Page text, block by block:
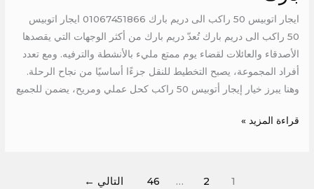
ايجار اتوبيس 50 راكب الى دريم بارك 01067451866 ايجار اتوبيس
50 راكب الى دريم بارك تُعدّ دريم بارك من أكثر الوجهات التي يقصدها
الأصدقاء والعائلات لقضاء يوم ممتع مليء بالأنشطة والترفيه. ومع تعدد
أفراد المجموعة، يصبح التخطيط للنقل جزءًا أساسيًا من نجاح الرحلة.
وهنا يبرز خيار إيجار أتوبيس 50 راكب كحل عملي ومريح، يضمن للجميع
قراءة المزيد »
1
2
…
46 التالي ←